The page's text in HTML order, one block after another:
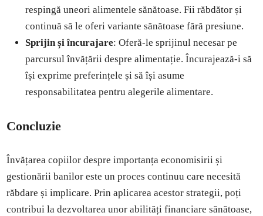
respingă uneori alimentele sănătoase. Fii răbdător și
continuă să le oferi variante sănătoase fără presiune.
Sprijin și încurajare: Oferă-le sprijinul necesar pe
parcursul învățării despre alimentație. Încurajează-i să
își exprime preferințele și să își asume
responsabilitatea pentru alegerile alimentare.
Concluzie
Învățarea copiilor despre importanța economisirii și
gestionării banilor este un proces continuu care necesită
răbdare și implicare. Prin aplicarea acestor strategii, poți
contribui la dezvoltarea unor abilități financiare sănătoase,